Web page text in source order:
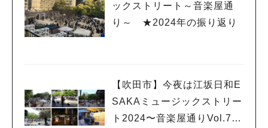
ックストリート～音楽屋通
り～ ★2024年の振り返り
【吹田市】今夜は江坂日和E
SAKAミュージックストリー
ト2024〜音楽屋通りVol.7～